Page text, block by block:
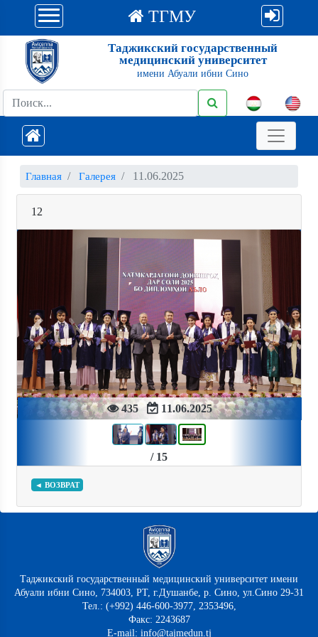
ТГМУ
Таджикский государственный
медицинский университет
имени Абуали ибни Сино
Главная Галерея 11.06.2025
12
435 11.06.2025
Previous Next
/ 15
◄ ВОЗВРАТ
Таджикский государственный медицинский университет имени
Абуали ибни Сино, 734003, РТ, г.Душанбе, р. Сино, ул.Сино 29-31
Тел.: (+992) 446-600-3977, 2353496,
Факс: 2243687
E-mail: info@tajmedun.tj